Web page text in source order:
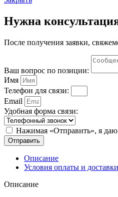
Нужна
После получения заявки,
Ваш вопрос по позиции:
Имя
Телефон для связи:
Email
Удобная форма связи:
Нажимая «Отправить», я даю
Отправить
Описание
Условия оплаты и доставки
Описание